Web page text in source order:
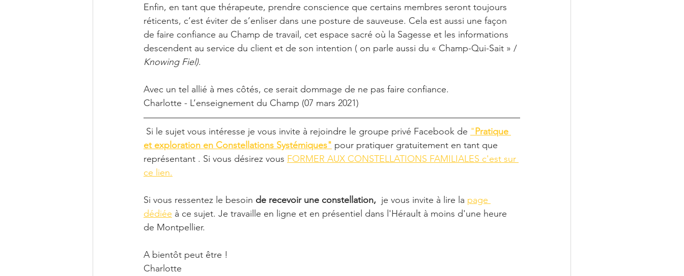
Enfin, en tant que thérapeute, prendre conscience que certains membres seront toujours
réticents, c’est éviter de s’enliser dans une posture de sauveuse. Cela est aussi une façon
de faire confiance au Champ de travail, cet espace sacré où la Sagesse et les informations
descendent au service du client et de son intention ( on parle aussi du « Champ-Qui-Sait » /
Knowing Fiel).
Avec un tel allié à mes côtés, ce serait dommage de ne pas faire confiance.
Charlotte - L’enseignement du Champ (07 mars 2021)
Si le sujet vous intéresse je vous invite à rejoindre le groupe privé Facebook de "Pratique
et exploration en Constellations Systémiques" pour pratiquer gratuitement en tant que
représentant . Si vous désirez vous FORMER AUX CONSTELLATIONS FAMILIALES c'est sur
ce lien.
Si vous ressentez le besoin de recevoir une constellation,
  je vous invite à lire la
page
dédiée à ce sujet. Je travaille en ligne et en présentiel dans l'Hérault à moins d'une heure
de Montpellier.
A bientôt peut être !
Charlotte